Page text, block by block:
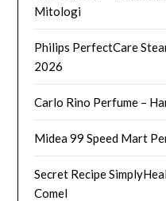
Mitologi
Philips PerfectCare
2026
Carlo Rino Perfume –
Midea 99 Speed Mart
Secret Recipe
Comel